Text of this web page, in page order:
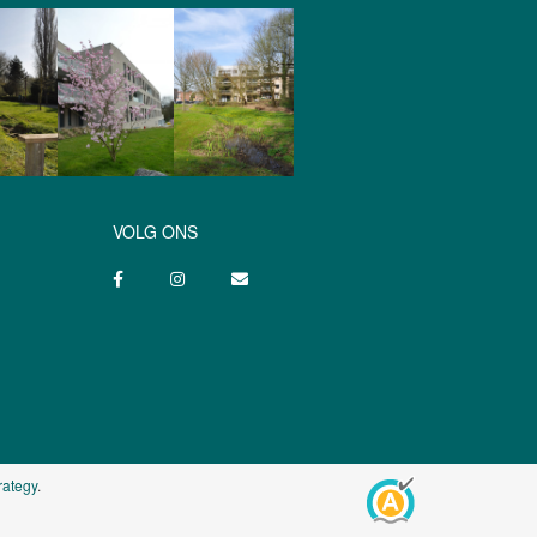
VOLG ONS
.